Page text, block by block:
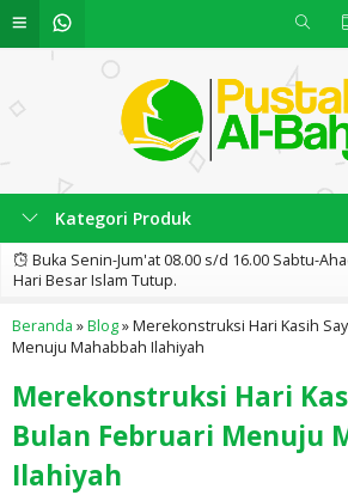
Kategori Produk
Buka Senin-Jum'at 08.00 s/d 16.00 Sabtu-
Hari Besar Islam Tutup.
Beranda »Blog»Merekonstruksi Hari Kasih
Menuju Mahabbah Ilahiyah
Merekonstruksi Hari
Bulan Februari Menuju
Ilahiyah